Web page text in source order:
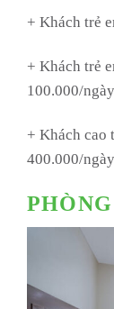
+ Khách trẻ
+ Khách trẻ
100.000/
+ Khách cao
400.000/